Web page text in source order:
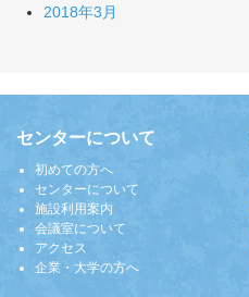
2018年3月
センターについて
初めての方へ
センターについて
施設利用案内
会議室について
アクセス
企業・大学の方へ